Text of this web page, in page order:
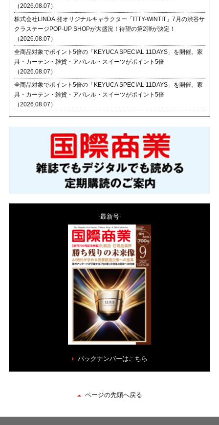
（2026.08.07）
株式会社LINDA.発オリジナルキャラクター「ITTY-WINTIT」7月の渋谷サ
クラステージPOP-UP SHOPが大盛況！待望の第2弾が決定！
（2026.08.07）
全商品対象でポイント5倍の「KEYUCA SPECIAL 11DAYS」を開催。家
具・カーテン・雑貨・アパレル・スイーツがポイント5倍
（2026.08.07）
全商品対象でポイント5倍の「KEYUCA SPECIAL 11DAYS」を開催。家
具・カーテン・雑貨・アパレル・スイーツがポイント5倍
（2026.08.07）
-最新号-
バックナンバーはこちら
ページの先頭へ戻る